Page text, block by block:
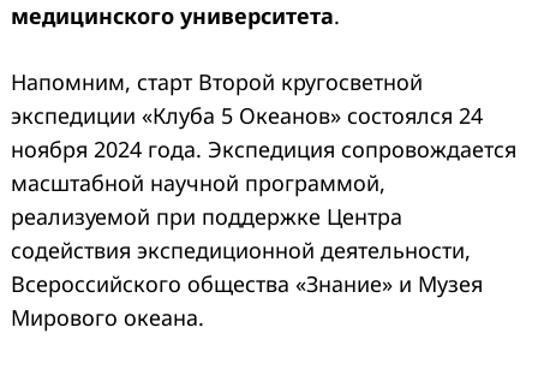
медицинского университета.
Напомним, старт Второй кругосветной
экспедиции «Клуба 5 Океанов» состоялся 24
ноября 2024 года. Экспедиция сопровождается
масштабной научной программой,
реализуемой при поддержке Центра
содействия экспедиционной деятельности,
Всероссийского общества «Знание» и Музея
Мирового океана.